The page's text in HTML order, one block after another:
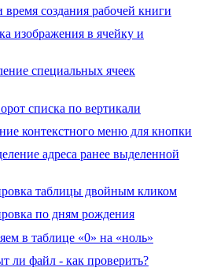
создания рабочей книги
изображения в ячейку и
специальных ячеек
списка по вертикали
контекстного меню для кнопки
адреса ранее выделенной
таблицы двойным кликом
по дням рождения
в таблице «0» на «ноль»
ли файл - как проверить?